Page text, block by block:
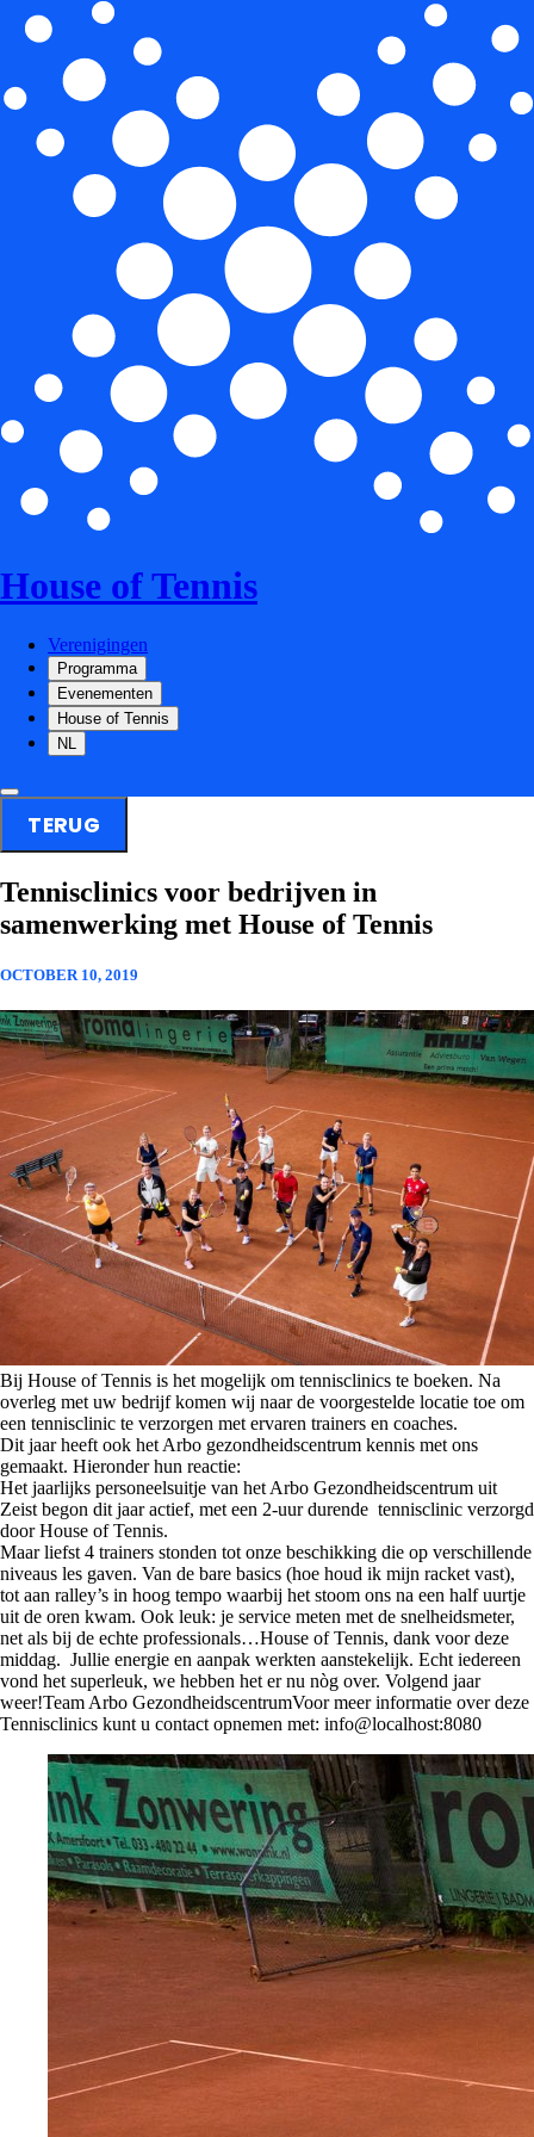
House of Tennis
Verenigingen
Programma
Evenementen
House of Tennis
NL
TERUG
Tennisclinics voor bedrijven in
samenwerking met House of Tennis
OCTOBER 10, 2019
Bij House of Tennis is het mogelijk om tennisclinics te boeken. Na
overleg met uw bedrijf komen wij naar de voorgestelde locatie toe om
een tennisclinic te verzorgen met ervaren trainers en coaches.
Dit jaar heeft ook het Arbo gezondheidscentrum kennis met ons
gemaakt. Hieronder hun reactie:
Het jaarlijks personeelsuitje van het Arbo Gezondheidscentrum uit
Zeist begon dit jaar actief, met een 2-uur durende tennisclinic verzorgd
door House of Tennis.
Maar liefst 4 trainers stonden tot onze beschikking die op verschillende
niveaus les gaven. Van de bare basics (hoe houd ik mijn racket vast),
tot aan ralley’s in hoog tempo waarbij het stoom ons na een half uurtje
uit de oren kwam. Ook leuk: je service meten met de snelheidsmeter,
net als bij de echte professionals…House of Tennis, dank voor deze
middag. Jullie energie en aanpak werkten aanstekelijk. Echt iedereen
vond het superleuk, we hebben het er nu nòg over. Volgend jaar
weer!Team Arbo GezondheidscentrumVoor meer informatie over deze
Tennisclinics kunt u contact opnemen met: info@localhost:8080